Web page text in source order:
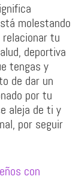
molestando
tu
deportiva
tengas y
de dar un
por tu
aleja de ti y
por seguir
con